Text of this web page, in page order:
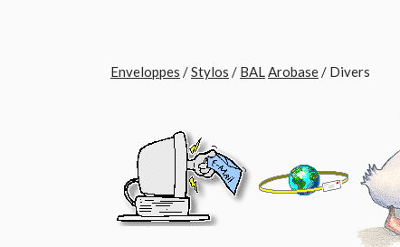
Enveloppes /Stylos / BALArobase/ Divers